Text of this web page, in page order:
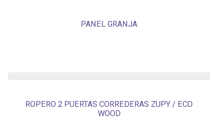
PANEL GRANJA
ROPERO 2 PUERTAS CORREDERAS ZUPY / ECO
WOOD